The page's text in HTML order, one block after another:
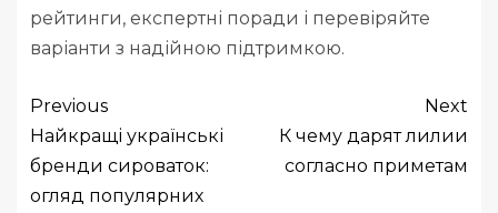
рейтинги, експертні поради і перевіряйте
варіанти з надійною підтримкою.
Previous
Найкращі українські
бренди сироваток:
огляд популярних
Next
К чему дарят лилии
согласно приметам